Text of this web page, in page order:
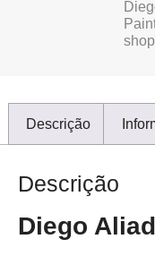
shop
Descrição
Descrição
Diego